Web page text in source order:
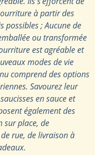
à partir des
possibles ; Aucune de
ou transformée
est agréable et
modes de vie
comprend des options
Savourez leur
en sauce et
également des
sur place, de
rue, de livraison à